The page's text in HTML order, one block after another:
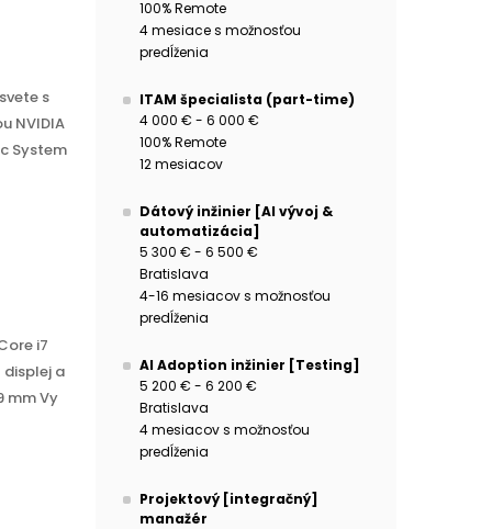
s
NVIDIA
System
i7
displej a
mm Vy
100% Remote
4 mesiace s možnosťou
predĺženia
ITAM špecialista (part-time)
4 000 € - 6 000 €
100% Remote
12 mesiacov
Dátový inžinier [AI vývoj &
automatizácia]
5 300 € - 6 500 €
Bratislava
4-16 mesiacov s možnosťou
predĺženia
AI Adoption inžinier [Testing]
5 200 € - 6 200 €
Bratislava
4 mesiacov s možnosťou
predĺženia
Projektový [integračný]
manažér